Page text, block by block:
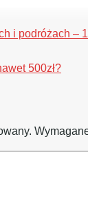
i podróżach –
500zł?